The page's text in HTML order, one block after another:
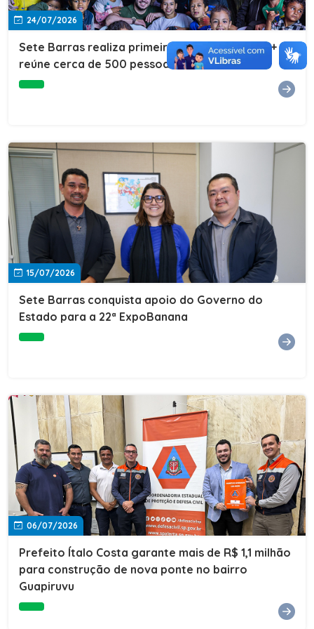
24/07/2026
Sete Barras realiza primeira edição do Cuidar+ e
reúne cerca de 500 pessoas na Vila São João
15/07/2026
Sete Barras conquista apoio do Governo do
Estado para a 22ª ExpoBanana
06/07/2026
Prefeito Ítalo Costa garante mais de R$ 1,1 milhão
para construção de nova ponte no bairro
Guapiruvu